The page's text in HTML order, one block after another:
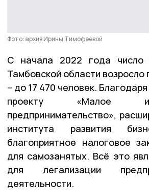
Фото: архив Ирины Тимофеевой
С начала 2022 года число
Тамбовской области возросло
– до 17 470 человек.
проекту «Малое
предпринимательство»,
института развития
благоприятное налоговое
для самозанятых. Всё это
для легализации
деятельности.